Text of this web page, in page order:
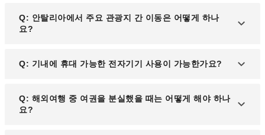
A: 대부분의 국제선 항공편에서는 기내식, 음료 서비
스, 담요와 이어폰 등이 제공됩니다. 항공사와 비행
Q: 안탈리아에서 주요 관광지 간 이동은 어떻게 하나
요?
A: 안탈리아는 트램과 버스 노선이 잘 연결되어 있어
니다.
Q: 기내에 휴대 가능한 전자기기 사용이 가능한가요?
A: 대부분의 항공편에서는 이륙과 착륙 시를 제외하
고 비행 모드로 설정한 스마트폰, 태블릿, 노트북 등
Q: 해외여행 중 여권을 분실했을 때는 어떻게 해야 하나
요?